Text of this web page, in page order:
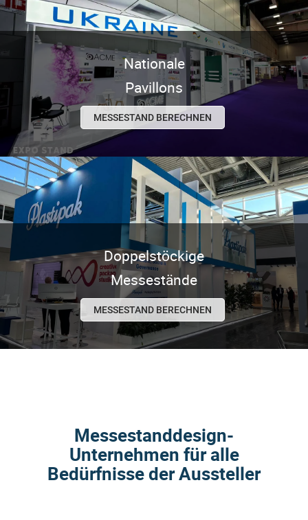
Nationale
Pavillons
MESSESTAND BERECHNEN
Doppelstöckige
Messestände
MESSESTAND BERECHNEN
Messestanddesign-
Unternehmen für alle
Bedürfnisse der Aussteller